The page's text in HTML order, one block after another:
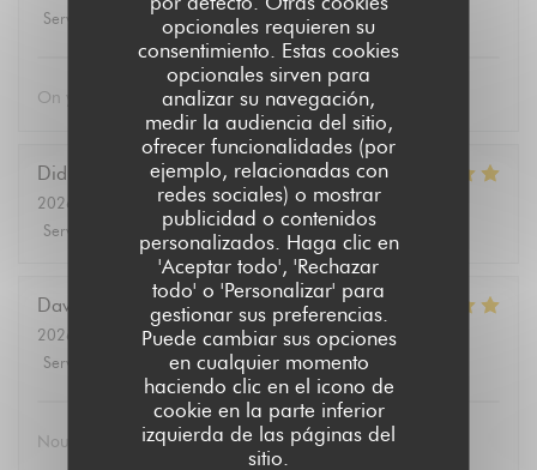
opcionales requieren su
consentimiento. Estas cookies
opcionales sirven para
analizar su navegación,
medir la audiencia del sitio,
ofrecer funcionalidades (por
ejemplo, relacionadas con
redes sociales) o mostrar
publicidad o contenidos
personalizados. Haga clic en
'Aceptar todo', 'Rechazar
todo' o 'Personalizar' para
gestionar sus preferencias.
Puede cambiar sus opciones
en cualquier momento
haciendo clic en el icono de
cookie en la parte inferior
izquierda de las páginas del
sitio.
Servicio
Ambiente /5
On y mange très bien . Et le service est très bien également
Didier
2026-08-07
- 12:15 - Invitados 4
Servicio
Ambiente: 5/5 Menú : 5/5 Calidad / Precio
David
2026-08-02
- 19:30 - Invitados 2
Servicio
Ambiente: 5/5 Menú: 5/5 Calidad / Precio
Nous nous sommes bien régalé bien mangé